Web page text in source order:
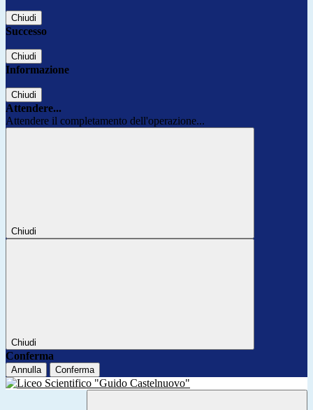
Chiudi
Successo
Chiudi
Informazione
Chiudi
Attendere...
Attendere il completamento dell'operazione...
Chiudi
Chiudi
Conferma
Annulla Conferma